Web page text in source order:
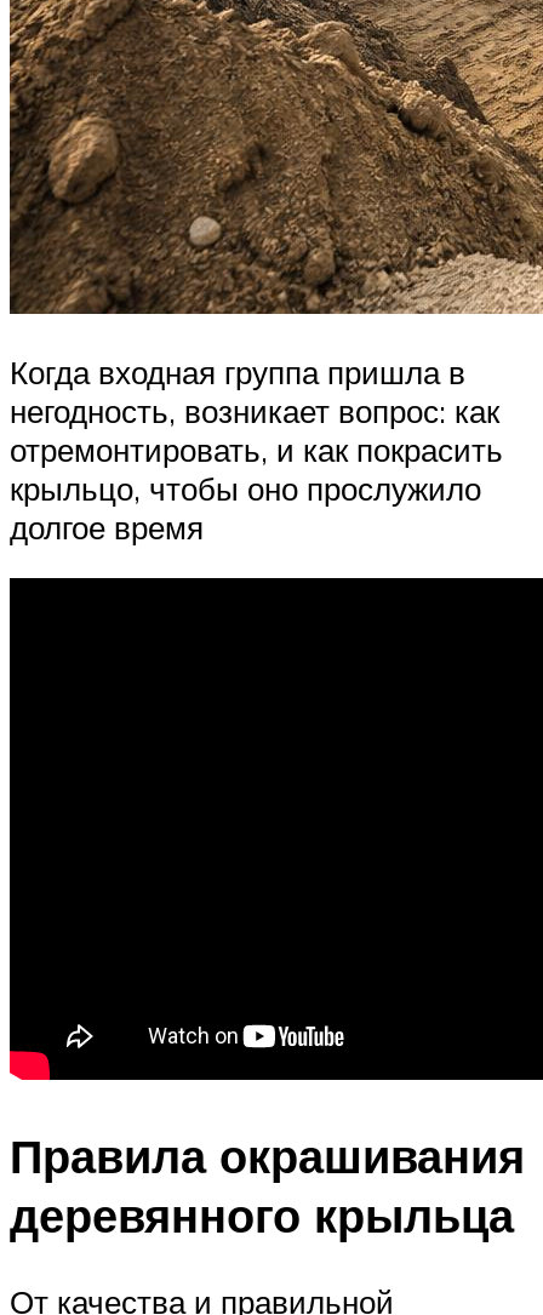
Когда входная группа пришла в
негодность, возникает вопрос: как
отремонтировать, и как покрасить
крыльцо, чтобы оно прослужило
долгое время
Правила окрашивания
деревянного крыльца
От качества и правильной